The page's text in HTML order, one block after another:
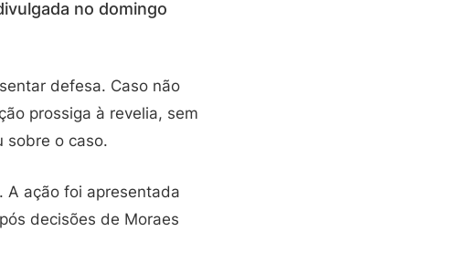
no domingo
defesa. Caso não
prossiga à revelia, sem
sobre o caso.
A ação foi apresentada
decisões de Moraes